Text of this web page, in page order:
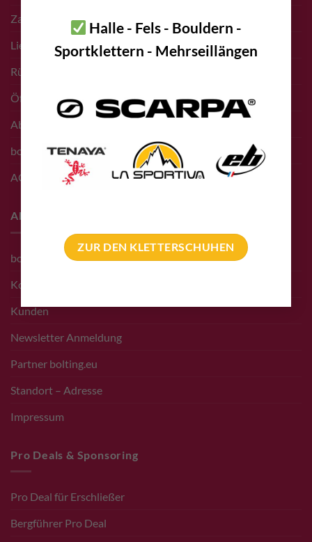
Halle - Fels - Bouldern -
Sportklettern - Mehrseillängen
ZUR DEN KLETTERSCHUHEN
Zahlungsarten
Liefer- & Versand Infos
Rücksendungen
Öffnungszeiten Shop
Abholung vor Ort
bolting.eu Gutschein
AGB
About
bolting.eu Team
Kontakt
Kunden
Newsletter Anmeldung
Partner bolting.eu
Standort – Adresse
Impressum
Pro Deals & Sponsoring
Pro Deal für Erschließer
Bergführer Pro Deal